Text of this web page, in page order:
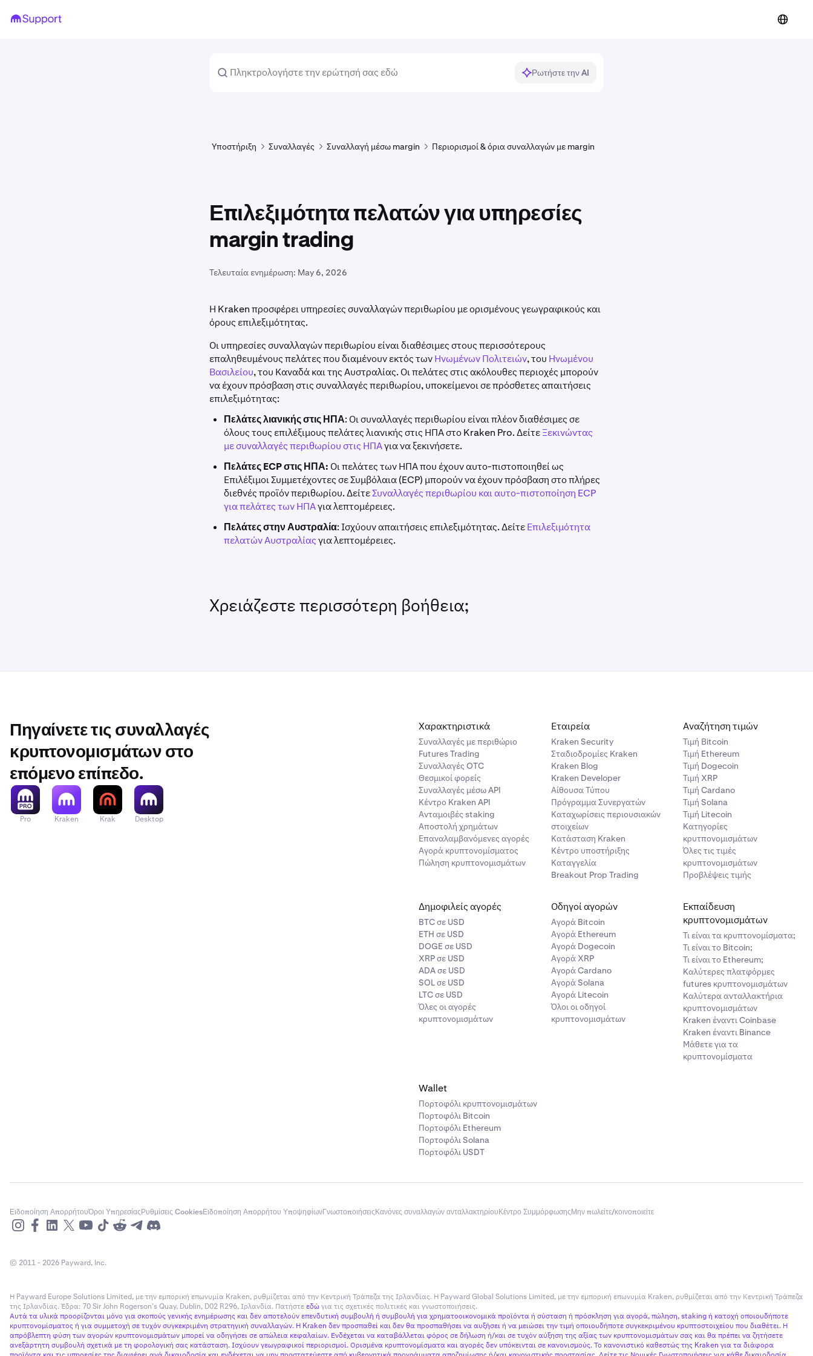
Ρωτήστε την AI
Υποστήριξη Συναλλαγές Συναλλαγή μέσω margin Περιορισμοί & όρια συναλλαγών με margin
Επιλεξιμότητα πελατών για υπηρεσίες
margin trading
Τελευταία ενημέρωση: May 6, 2026
Η Kraken προσφέρει υπηρεσίες συναλλαγών περιθωρίου με ορισμένους γεωγραφικούς και
όρους επιλεξιμότητας.
Οι υπηρεσίες συναλλαγών περιθωρίου είναι διαθέσιμες στους περισσότερους
επαληθευμένους πελάτες που διαμένουν εκτός τωνΗνωμένων Πολιτειών, του Ηνωμένου
Βασιλείου, του Καναδά και της Αυστραλίας. Οι πελάτες στις ακόλουθες περιοχές μπορούν
να έχουν πρόσβαση στις συναλλαγές περιθωρίου, υποκείμενοι σε πρόσθετες απαιτήσεις
επιλεξιμότητας:
Πελάτες λιανικής στις ΗΠΑ: Οι συναλλαγές περιθωρίου είναι πλέον διαθέσιμες σε
όλους τους επιλέξιμους πελάτες λιανικής στις ΗΠΑ στο Kraken Pro. ΔείτεΞεκινώντας
με συναλλαγές περιθωρίου στις ΗΠΑγια να ξεκινήσετε.
Πελάτες ECP στις ΗΠΑ: Οι πελάτες των ΗΠΑ που έχουν αυτο-πιστοποιηθεί ως
Επιλέξιμοι Συμμετέχοντες σε Συμβόλαια (ECP) μπορούν να έχουν πρόσβαση στο πλήρες
διεθνές προϊόν περιθωρίου. ΔείτεΣυναλλαγές περιθωρίου και αυτο-πιστοποίηση ECP
για πελάτες των ΗΠΑγια λεπτομέρειες.
Πελάτες στην Αυστραλία: Ισχύουν απαιτήσεις επιλεξιμότητας. ΔείτεΕπιλεξιμότητα
πελατών Αυστραλίαςγια λεπτομέρειες.
Χρειάζεστε περισσότερη βοήθεια;
Πηγαίνετε τις συναλλαγές
κρυπτονομισμάτων στο
επόμενο επίπεδο.
Pro Kraken Krak Desktop
Χαρακτηριστικά
Συναλλαγές με περιθώριο
Futures Trading
Συναλλαγές OTC
Θεσμικοί φορείς
Συναλλαγές μέσω API
Κέντρο Kraken API
Ανταμοιβές staking
Αποστολή χρημάτων
Επαναλαμβανόμενες αγορές
Αγορά κρυπτονομίσματος
Πώληση κρυπτονομισμάτων
Εταιρεία
Kraken Security
Σταδιοδρομίες Kraken
Kraken Blog
Kraken Developer
Αίθουσα Τύπου
Πρόγραμμα Συνεργατών
Καταχωρίσεις περιουσιακών
στοιχείων
Κατάσταση Kraken
Κέντρο υποστήριξης
Καταγγελία
Breakout Prop Trading
Αναζήτηση τιμών
Τιμή Βitcoin
Τιμή Ethereum
Τιμή Dogecoin
Τιμή XRP
Τιμή Cardano
Τιμή Solana
Τιμή Litecoin
Κατηγορίες
κρυτπονομισμάτων
Όλες τις τιμές
κρυπτονομισμάτων
Προβλέψεις τιμής
Δημοφιλείς αγορές
BTC σε USD
ETH σε USD
DOGE σε USD
XRP σε USD
ADA σε USD
SOL σε USD
LTC σε USD
Όλες οι αγορές
κρυπτονομισμάτων
Οδηγοί αγορών
Αγορά Bitcoin
Αγορά Ethereum
Αγορά Dogecoin
Αγορά XRP
Αγορά Cardano
Αγορά Solana
Αγορά Litecoin
Όλοι οι οδηγοί
κρυπτονομισμάτων
Εκπαίδευση
κρυπτονομισμάτων
Τι είναι τα κρυπτονομίσματα;
Τι είναι το Bitcoin;
Τι είναι το Ethereum;
Καλύτερες πλατφόρμες
futures κρυπτονομισμάτων
Καλύτερα ανταλλακτήρια
κρυπτονομισμάτων
Kraken έναντι Coinbase
Kraken έναντι Binance
Μάθετε για τα
κρυπτονομίσματα
Wallet
Πορτοφόλι κρυπτονομισμάτων
Πορτοφόλι Bitcoin
Πορτοφόλι Ethereum
Πορτοφόλι Solana
Πορτοφόλι USDT
Ειδοποίηση ΑπορρήτουΌροι ΥπηρεσίαςΡυθμίσεις CookiesΕιδοποίηση Απορρήτου ΥποψηφίωνΓνωστοποιήσειςΚανόνες συναλλαγών ανταλλακτηρίουΚέντρο ΣυμμόρφωσηςΜην πωλείτε/κοινοποιείτε
© 2011 - 2026 Payward, Inc.
Η Payward Europe Solutions Limited, με την εμπορική επωνυμία Kraken, ρυθμίζεται από την Κεντρική Τράπεζα της Ιρλανδίας. Η Payward Global Solutions Limited, με την εμπορική επωνυμία Kraken, ρυθμίζεται από την Κεντρική Τράπεζα
της Ιρλανδίας. Έδρα: 70 Sir John Rogerson’s Quay, Dublin, D02 R296, Ιρλανδία. Πατήστεεδώγια τις σχετικές πολιτικές και γνωστοποιήσεις.
Αυτά τα υλικά προορίζονται μόνο για σκοπούς γενικής ενημέρωσης και δεν αποτελούν επενδυτική συμβουλή ή συμβουλή για χρηματοοικονομικά προϊόντα ή σύσταση ή πρόσκληση για αγορά, πώληση, staking ή κατοχή οποιουδήποτε
κρυπτονομίσματος ή για συμμετοχή σε τυχόν συγκεκριμένη στρατηγική συναλλαγών. Η Kraken δεν προσπαθεί και δεν θα προσπαθήσει να αυξήσει ή να μειώσει την τιμή οποιουδήποτε συγκεκριμένου κρυπτοστοιχείου που διαθέτει. Η
απρόβλεπτη φύση των αγορών κρυπτονομισμάτων μπορεί να οδηγήσει σε απώλεια κεφαλαίων. Ενδέχεται να καταβάλλεται φόρος σε δήλωση ή/και σε τυχόν αύξηση της αξίας των κρυπτονομισμάτων σας και θα πρέπει να ζητήσετε
ανεξάρτητη συμβουλή σχετικά με τη φορολογική σας κατάσταση. Ισχύουν γεωγραφικοί περιορισμοί. Ορισμένα κρυπτονομίσματα και αγορές δεν υπόκεινται σε κανονισμούς. Το κανονιστικό καθεστώς της Kraken για τα διάφορα